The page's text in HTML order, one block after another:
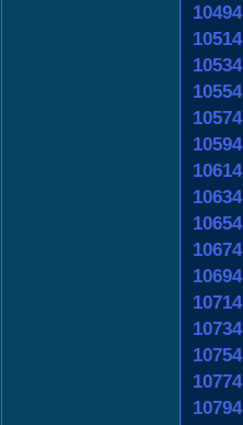
10494
10514
10534
10554
10574
10594
10614
10634
10654
10674
10694
10714
10734
10754
10774
10794